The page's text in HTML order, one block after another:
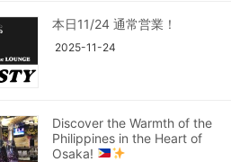
本日11/24 通常営業！
2025-11-24
Discover the Warmth of the
Philippines in the Heart of
Osaka!